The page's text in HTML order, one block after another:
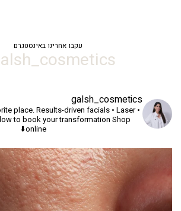
עקבו אחרינו באינסטגרם
galsh_cosmetics
place.Results-driven facials • Laser •
to book your transformation Shop
online⬇️